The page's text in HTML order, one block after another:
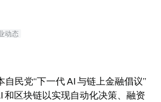
动态
自民党“下一代 AI 与链上金融倡议”
和区块链以实现自动化决策、融资